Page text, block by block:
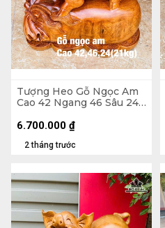
Tượng Heo Gỗ Ngọc Am
Cao 42 Ngang 46 Sâu 24
2 tháng trước
6.700.000 ₫